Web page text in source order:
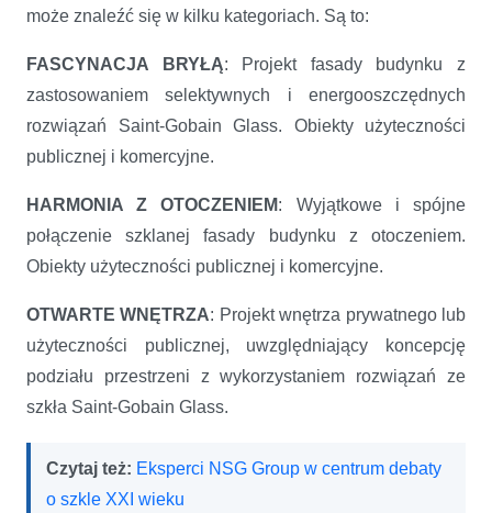
może znaleźć się w kilku kategoriach. Są to:
FASCYNACJA BRYŁĄ: Projekt fasady budynku z
zastosowaniem selektywnych i energooszczędnych
rozwiązań Saint-Gobain Glass. Obiekty użyteczności
publicznej i komercyjne.
HARMONIA Z OTOCZENIEM: Wyjątkowe i spójne
połączenie szklanej fasady budynku z otoczeniem.
Obiekty użyteczności publicznej i komercyjne.
OTWARTE WNĘTRZA: Projekt wnętrza prywatnego lub
użyteczności publicznej, uwzględniający koncepcję
podziału przestrzeni z wykorzystaniem rozwiązań ze
szkła Saint-Gobain Glass.
Czytaj też: Eksperci NSG Group w centrum debaty
o szkle XXI wieku